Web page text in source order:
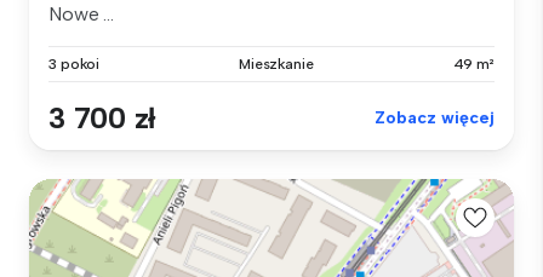
Nowe ...
3 pokoi Mieszkanie 49 m²
3 700 zł Zobacz więcej